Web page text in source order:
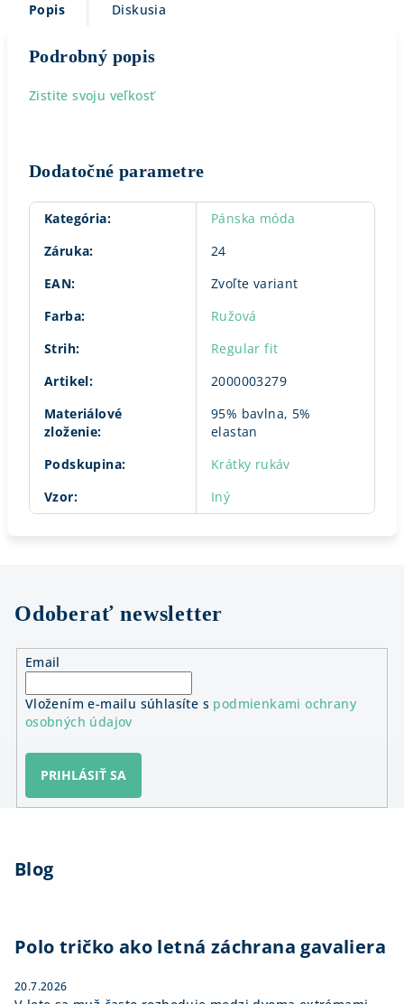
Popis Diskusia
Podrobný popis
Zistite svoju veľkosť
Dodatočné parametre
Kategória:
Pánska móda
Záruka:
24
EAN:
Zvoľte variant
Farba:
Ružová
Strih:
Regular fit
Artikel:
2000003279
Materiálové
zloženie:
95% bavlna, 5%
elastan
Podskupina:
Krátky rukáv
Vzor: Iný
Odoberať newsletter
Email
Vložením e-mailu súhlasíte s podmienkami ochrany
osobných údajov
PRIHLÁSIŤ SA
Blog
Polo tričko ako letná záchrana gavaliera
20.7.2026